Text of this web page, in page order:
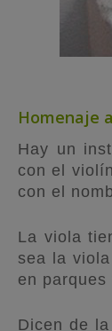
Homenaje
Hay un
con el
con el
La viola
sea la
en
Dicen de